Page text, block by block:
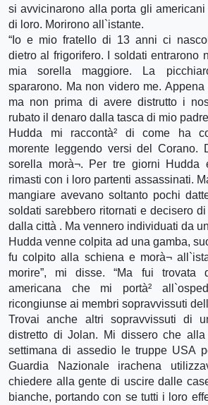
si avvicinarono alla porta gli
di loro. Morirono all`istante.
“Io e mio fratello di 13 anni ci
dietro al frigorifero. I soldati entrarono
mia sorella maggiore. La
spararono. Ma non videro me.
ma non prima di avere distrutto i
rubato il denaro dalla tasca di mio
Hudda mi raccontà² di come ha
morente leggendo versi del Corano.
sorella morà¬. Per tre giorni Hudda
rimasti con i loro partenti assassinati.
mangiare avevano soltanto pochi
soldati sarebbero ritornati e decisero
dalla città . Ma vennero individuati da
Hudda venne colpita ad una gamba,
fu colpito alla schiena e morà¬
morire”, mi disse. “Ma fui trovata
americana che mi portà²
ricongiunse ai membri sopravvissuti
Trovai anche altri sopravvissuti di
distretto di Jolan. Mi dissero che
settimana di assedio le truppe USA
Guardia Nazionale irachena
chiedere alla gente di uscire dalle
bianche, portando con se tutti i loro